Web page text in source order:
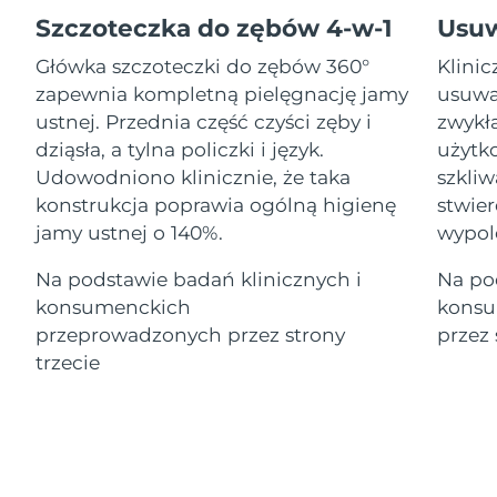
Szczoteczka do zębów 4-w-1
Główka szczoteczki do zębów 360°
zapewnia kompletną pielęgnację jamy
ustnej. Przednia część czyści zęby i
dziąsła, a tylna policzki i język.
Udowodniono klinicznie, że taka
konstrukcja poprawia ogólną higienę
jamy ustnej o 140%.
Na podstawie badań klinicznych i
konsumenckich
przeprowadzonych przez strony
trzecie
Na
przez
Advanced pore care essentials
Serum
For healthy hair
issa™ Teeth Whitening Gel
18% PAP
Kosmetyki Mężczyźni
FOREO APP
O NAS
12/08/2026
Grecja
Oczekiwany czas dostawy
SRA Hongkong
(Chiny)
Oczekiwany czas dostawy
09/08/2026
Węgry
Oczekiwany czas dostawy
Islandia
Oczekiwany czas dostawy
09/08/2026
Indonezja
Oczekiwany czas dostawy